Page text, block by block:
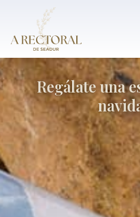
Regálate una